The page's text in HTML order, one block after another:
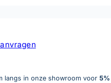
aantal
langs in onze showroom voor 5%